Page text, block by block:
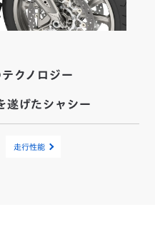
クノロジー
遂げたシャシー
走行性能